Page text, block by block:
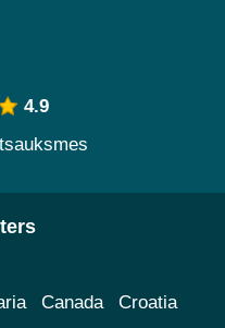
4.9
Canada Croatia